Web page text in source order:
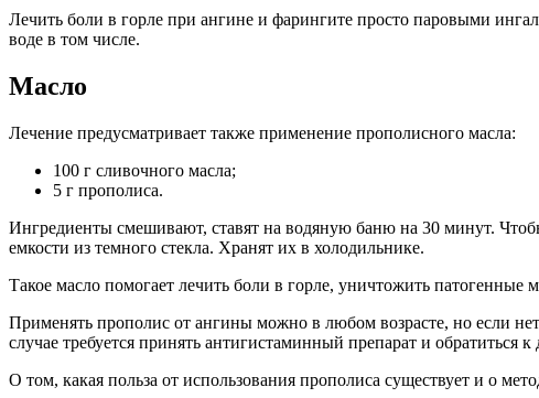
Лечить боли в горле при ангине и фарингите просто паровыми
воде в том числе.
Масло
Лечение предусматривает также применение прополисного масла:
100 г сливочного масла;
5 г прополиса.
Ингредиенты смешивают, ставят на водяную баню на 30 минут.
емкости из темного стекла. Хранят их в холодильнике.
Такое масло помогает лечить боли в горле, уничтожить патогенные
Применять прополис от ангины можно в любом возрасте, но если
случае требуется принять антигистаминный препарат и обратиться
О том, какая польза от использования прополиса существует и о